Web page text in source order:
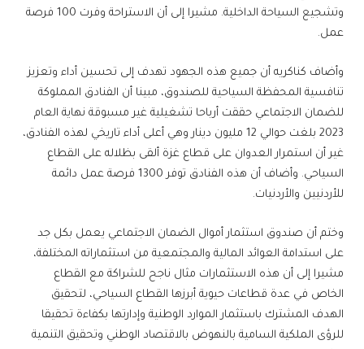
وتشجيع السياحة الداخلية. مشيرا إلى أن الاستراحة وفرت 100 فرصة
عمل.
وأضاف كناكريه أن جميع هذه الجهود تهدف إلى تحسين أداء وتعزيز
تنافسية المحفظة السياحية للصندوق، مبينا أن الفنادق المملوكة
للضمان الاجتماعي حققت أرباحا تشغيلية غير مسبوقة نهاية العام
2023 بلغت حوالي 12 مليون دينار وهي أعلى أداء تاريخي لهذه الفنادق،
غير أن استمرار العدوان على قطاع غزة ألقى بظلاله على القطاع
السياحي. وأضاف أن هذه الفنادق توفر 1300 فرصة عمل دائمة
للأردنيين والأردنيات.
وختم أن صندوق استثمار أموال الضمان الاجتماعي يعمل بكل جد
على استدامة العوائد المالية والمجتمعية من استثماراته المختلفة،
مشيرا إلى أن هذه الاستثمارات مثال ناجح للشراكة مع القطاع
الخاص في عدة قطاعات حيوية أبرزها القطاع السياحي، لتحقيق
الهدف المشترك باستثمار الموارد الوطنية وإدارتها بكفاءة تحقيقا
للرؤى الملكية السامية بالنهوض بالاقتصاد الوطني وتحقيق التنمية